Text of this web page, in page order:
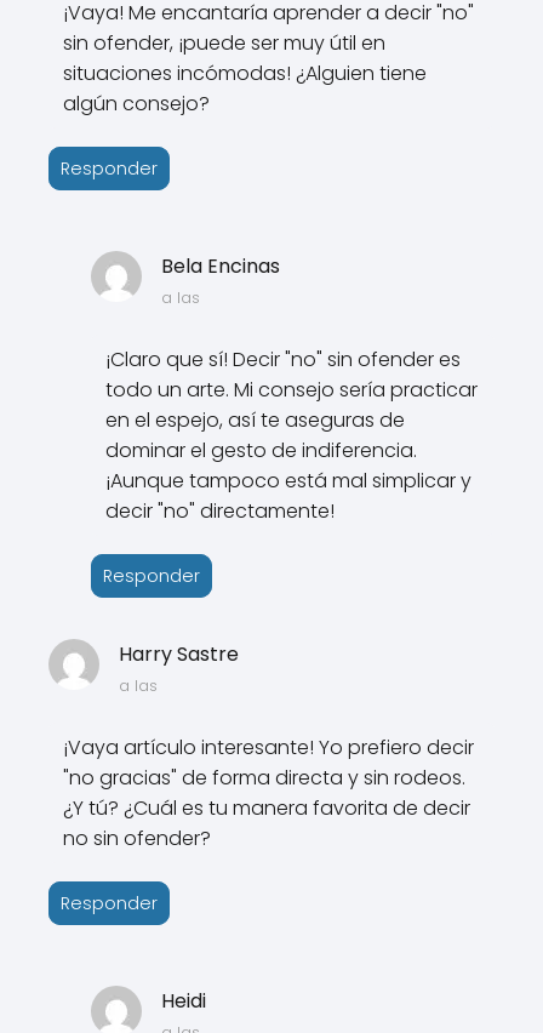
¡Vaya! Me encantaría aprender a decir "no"
sin ofender, ¡puede ser muy útil en
situaciones incómodas! ¿Alguien tiene
algún consejo?
Responder
Bela Encinas
a las
¡Claro que sí! Decir "no" sin ofender es
todo un arte. Mi consejo sería practicar
en el espejo, así te aseguras de
dominar el gesto de indiferencia.
¡Aunque tampoco está mal simplicar y
decir "no" directamente!
Responder
Harry Sastre
a las
¡Vaya artículo interesante! Yo prefiero decir
"no gracias" de forma directa y sin rodeos.
¿Y tú? ¿Cuál es tu manera favorita de decir
no sin ofender?
Responder
Heidi